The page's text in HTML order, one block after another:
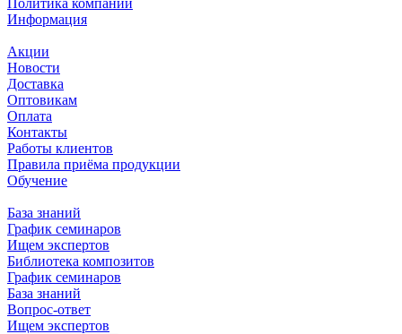
Информация
Акции
Новости
Доставка
Оптовикам
Оплата
Контакты
Работы клиентов
Правила приёма продукции
Обучение
База знаний
График семинаров
Ищем экспертов
Библиотека композитов
График семинаров
База знаний
Вопрос-ответ
Ищем экспертов